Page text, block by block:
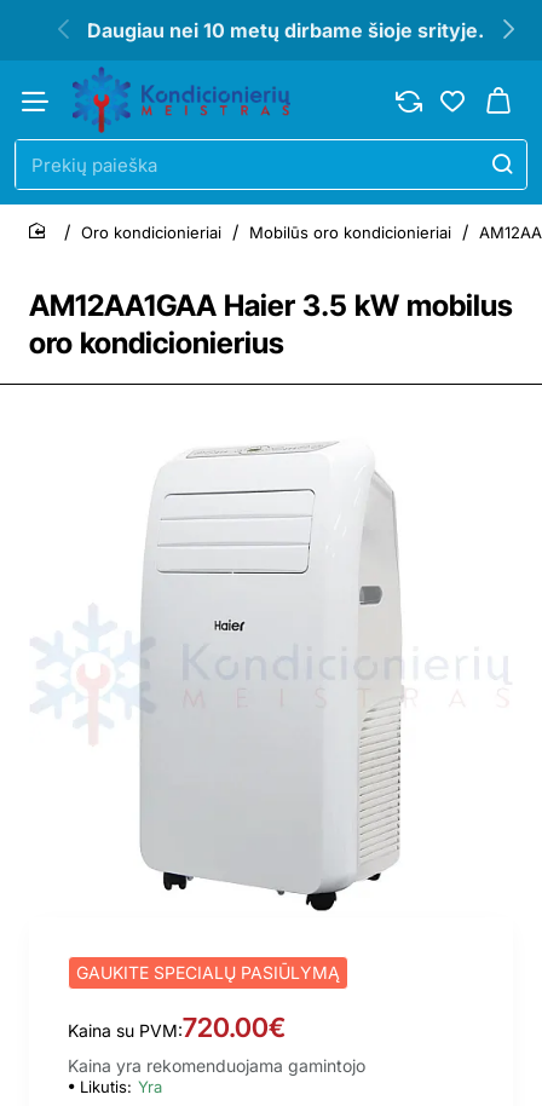
Daugiau nei 10 metų dirbame šioje srityje.
Prekių
paieška
AM12AA1GAA Haier 3.5 kW mobilus
oro kondicionierius
home
Oro kondicionieriai Mobilūs oro kondicionieriai
GAUKITE SPECIALŲ PASIŪLYMĄ
Kaina su PVM:720.00€
Kaina yra rekomenduojama gamintojo
Likutis: Yra